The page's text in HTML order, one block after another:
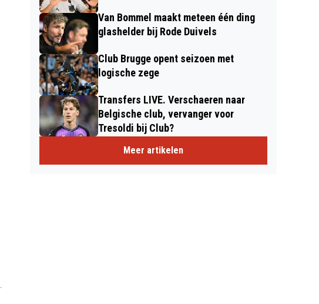
Van Bommel maakt meteen één ding
glashelder bij Rode Duivels
Club Brugge opent seizoen met
logische zege
Transfers LIVE. Verschaeren naar
Belgische club, vervanger voor
Tresoldi bij Club?
Meer artikelen